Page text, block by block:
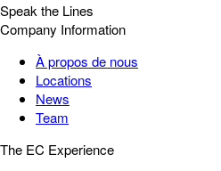
Speak the Lines
Company Information
À propos de nous
Locations
News
Team
The EC Experience